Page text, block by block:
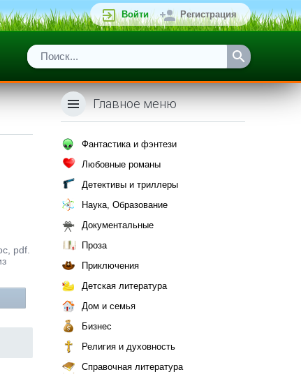
Войти Регистрация
pdf.
Главное меню
Фантастика и фэнтези
Любовные романы
Детективы и триллеры
Наука, Образование
Документальные
Проза
Приключения
Детская литература
Дом и семья
Бизнес
Религия и духовность
Справочная литература